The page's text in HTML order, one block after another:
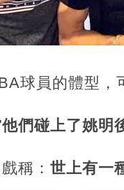
球員的體型，
們碰上了姚明
稱： 世上有一